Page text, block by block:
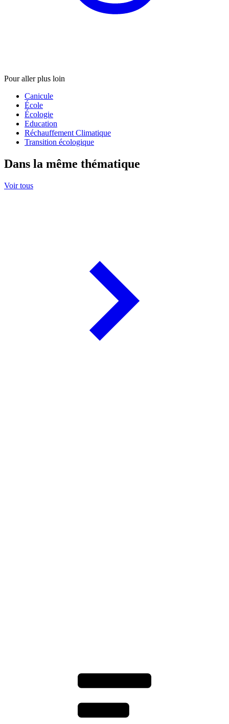
Pour aller plus loin
Canicule
École
Écologie
Education
Réchauffement Climatique
Transition écologique
Dans la même thématique
Voir tous